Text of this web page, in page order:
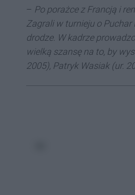
– Po porażce z Francją i
Zagrali w turnieju o
drodze. W kadrze
wielką szansę na to, by
2005), Patryk Wasiak (ur.